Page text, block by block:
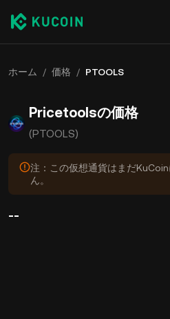
ホーム / 価格 / PTOOLS
Pricetoolsの価格
(PTOOLS)
注：この仮想通貨はまだ
ん。
--